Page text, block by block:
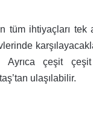
tüm ihtiyaçları tek
Ayrıca çeşit
ulaşılabilir.